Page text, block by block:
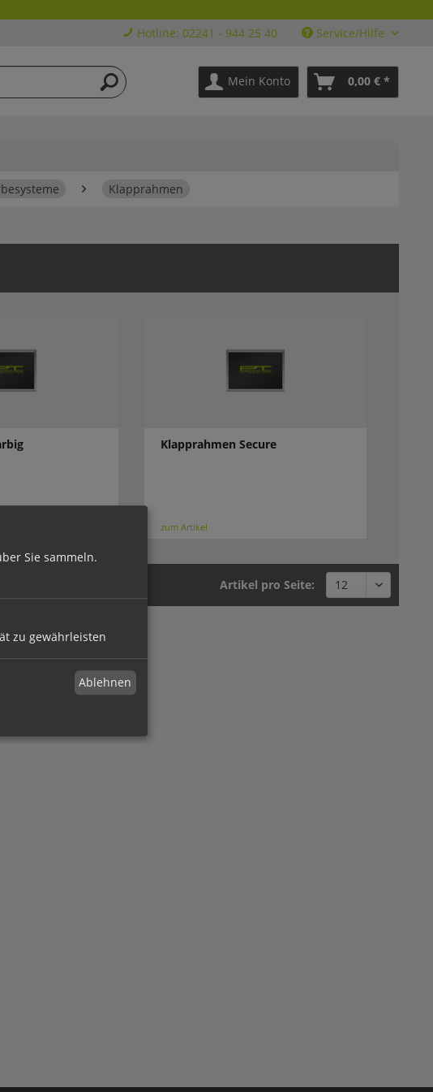
Hotline: 02241 - 944 25 40 Service/Hilfe
Mein Konto 0,00 € *
Klapprahmen
Klapprahmen Secure
zum Artikel
Artikel pro Seite:
Bonn, Köln
Sie sammeln.
zu gewährleisten
Ablehnen